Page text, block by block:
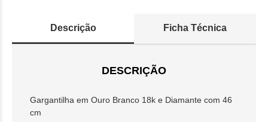
Descrição Ficha Técnica
DESCRIÇÃO
Gargantilha em Ouro Branco 18k e Diamante com 46
cm